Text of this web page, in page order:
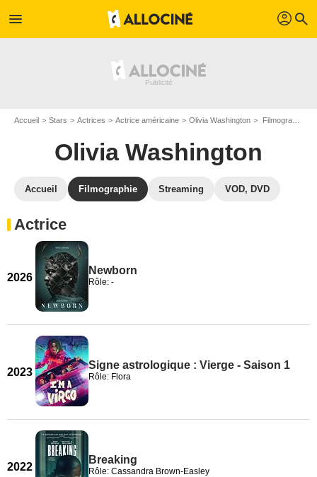
menu profil search
Accueil Stars Actrices Actrice américaine Olivia Washington Filmographie Olivia Washington
Olivia Washington
Accueil Filmographie Streaming VOD, DVD
Actrice
2026
Newborn
Rôle: -
2023
Signe astrologique : Vierge - Saison 1
Rôle: Flora
2022
Breaking
Rôle: Cassandra Brown-Easley